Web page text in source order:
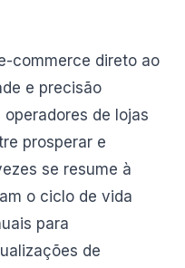
commerce direto ao
e precisão
de lojas
prosperar e
se resume à
o ciclo de vida
para
de